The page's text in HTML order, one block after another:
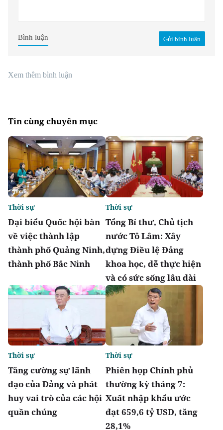
Gửi bình luận
Bình luận
Xem thêm bình luận
Tin cùng chuyên mục
Đại biểu Quốc hội bàn
về việc thành lập
thành phố Quảng Ninh,
thành phố Bắc Ninh
Thời sự
Tổng Bí thư, Chủ tịch
nước Tô Lâm: Xây
dựng Điều lệ Đảng
khoa học, dễ thực hiện
và có sức sống lâu dài
Thời sự
Tăng cường sự lãnh
đạo của Đảng và phát
huy vai trò của các hội
quần chúng
Thời sự
Phiên họp Chính phủ
thường kỳ tháng 7:
Xuất nhập khẩu ước
đạt 659,6 tỷ USD, tăng
28,1%
Thời sự